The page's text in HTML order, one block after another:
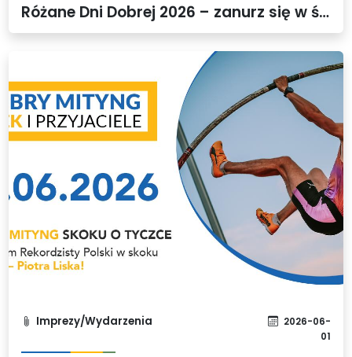
Różane Dni Dobrej 2026 – zanurz się w świecie muzyki, kwiatów i wyjątkowych emocji!
Imprezy/Wydarzenia
2026-06-
01